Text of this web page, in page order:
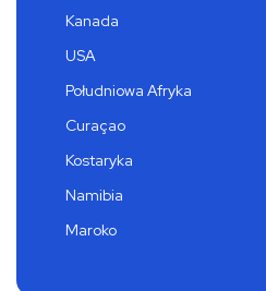
Kanada
USA
Południowa Afryka
Curaçao
Kostaryka
Namibia
Maroko